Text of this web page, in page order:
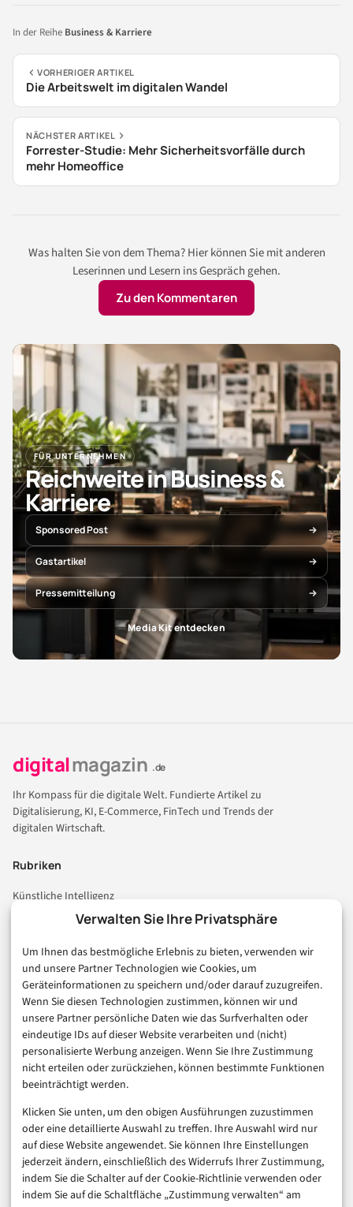
Verwalten Sie Ihre Privatsphäre
Um Ihnen das bestmögliche Erlebnis zu bieten, verwenden wir
und unsere Partner Technologien wie Cookies, um
Geräteinformationen zu speichern und/oder darauf zuzugreifen.
Wenn Sie diesen Technologien zustimmen, können wir und
unsere Partner persönliche Daten wie das Surfverhalten oder
eindeutige IDs auf dieser Website verarbeiten und (nicht)
personalisierte Werbung anzeigen. Wenn Sie Ihre Zustimmung
nicht erteilen oder zurückziehen, können bestimmte Funktionen
beeinträchtigt werden.
Klicken Sie unten, um den obigen Ausführungen zuzustimmen
oder eine detaillierte Auswahl zu treffen. Ihre Auswahl wird nur
auf diese Website angewendet. Sie können Ihre Einstellungen
jederzeit ändern, einschließlich des Widerrufs Ihrer Zustimmung,
indem Sie die Schalter auf der Cookie-Richtlinie verwenden oder
indem Sie auf die Schaltfläche „Zustimmung verwalten“ am
In der Reihe Business & Karriere
VORHERIGER ARTIKEL
Die Arbeitswelt im digitalen Wandel
NÄCHSTER ARTIKEL
Forrester-Studie: Mehr Sicherheitsvorfälle durch
mehr Homeoffice
Was halten Sie von dem Thema? Hier können Sie mit anderen
Leserinnen und Lesern ins Gespräch gehen.
Zu den Kommentaren
FÜR UNTERNEHMEN
Reichweite in Business &
Karriere
Sponsored Post
Gastartikel
Pressemitteilung
Media Kit entdecken
digitalmagazin .de
Ihr Kompass für die digitale Welt. Fundierte Artikel zu
Digitalisierung, KI, E-Commerce, FinTech und Trends der
digitalen Wirtschaft.
Rubriken
Künstliche Intelligenz
Technologie & IT
Consumer & Digital Life
Marketing
Finanzen & FinTech
Business & Karriere
Sicherheit & Recht
Digitalisierung
Marketing
Magazin
Unsere Redaktion
Werbeformate & Media Kit